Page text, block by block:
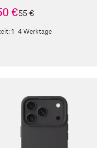
€statt
55 €
1-4 Werktage